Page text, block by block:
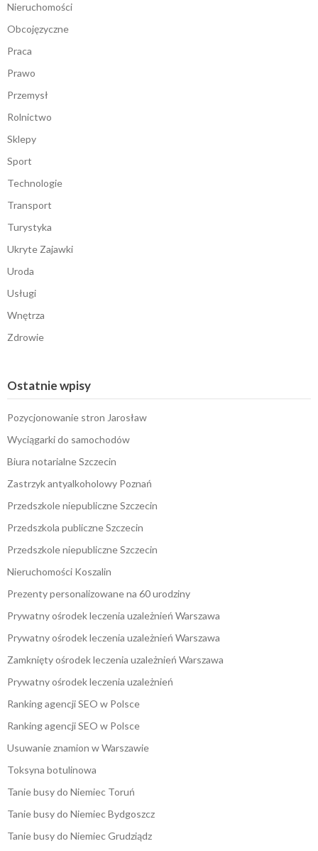
Nieruchomości
Obcojęzyczne
Praca
Prawo
Przemysł
Rolnictwo
Sklepy
Sport
Technologie
Transport
Turystyka
Ukryte Zajawki
Uroda
Usługi
Wnętrza
Zdrowie
Ostatnie wpisy
Pozycjonowanie stron Jarosław
Wyciągarki do samochodów
Biura notarialne Szczecin
Zastrzyk antyalkoholowy Poznań
Przedszkole niepubliczne Szczecin
Przedszkola publiczne Szczecin
Przedszkole niepubliczne Szczecin
Nieruchomości Koszalin
Prezenty personalizowane na 60 urodziny
Prywatny ośrodek leczenia uzależnień Warszawa
Prywatny ośrodek leczenia uzależnień Warszawa
Zamknięty ośrodek leczenia uzależnień Warszawa
Prywatny ośrodek leczenia uzależnień
Ranking agencji SEO w Polsce
Ranking agencji SEO w Polsce
Usuwanie znamion w Warszawie
Toksyna botulinowa
Tanie busy do Niemiec Toruń
Tanie busy do Niemiec Bydgoszcz
Tanie busy do Niemiec Grudziądz